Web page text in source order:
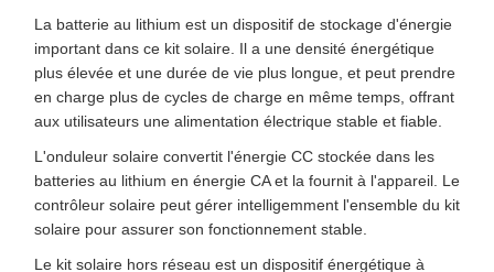
La batterie au lithium est un dispositif de stockage d'énergie
important dans ce kit solaire. Il a une densité énergétique
plus élevée et une durée de vie plus longue, et peut prendre
en charge plus de cycles de charge en même temps, offrant
aux utilisateurs une alimentation électrique stable et fiable.
L'onduleur solaire convertit l'énergie CC stockée dans les
batteries au lithium en énergie CA et la fournit à l'appareil. Le
contrôleur solaire peut gérer intelligemment l'ensemble du kit
solaire pour assurer son fonctionnement stable.
Le kit solaire hors réseau est un dispositif énergétique à